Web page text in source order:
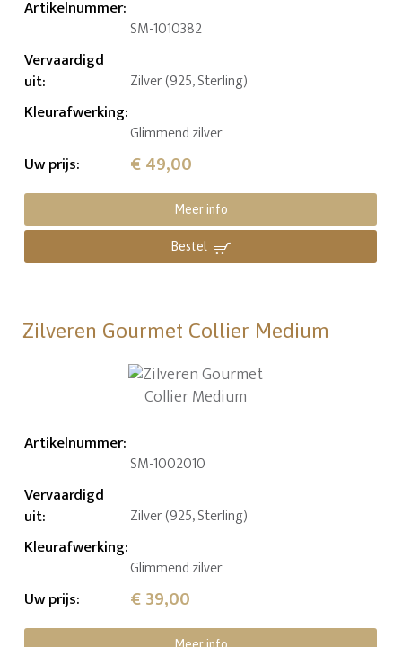
Artikelnummer:
SM-1010382
Vervaardigd
uit: Zilver (925, Sterling)
Kleurafwerking:
Glimmend zilver
Uw prijs: € 49,00
Meer info
Bestel
Zilveren Gourmet Collier Medium
Artikelnummer:
SM-1002010
Vervaardigd
uit: Zilver (925, Sterling)
Kleurafwerking:
Glimmend zilver
Uw prijs: € 39,00